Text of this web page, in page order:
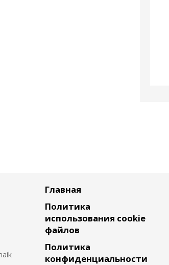
Главная
Политика
использования cookie
файлов
Политика
конфиденциальности